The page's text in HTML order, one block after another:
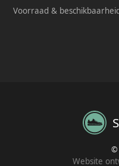
Voorraad &
©
Website